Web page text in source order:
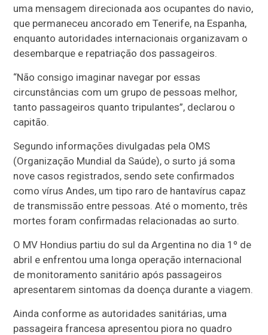
uma mensagem direcionada aos ocupantes do navio,
que permaneceu ancorado em Tenerife, na Espanha,
enquanto autoridades internacionais organizavam o
desembarque e repatriação dos passageiros.
“Não consigo imaginar navegar por essas
circunstâncias com um grupo de pessoas melhor,
tanto passageiros quanto tripulantes”, declarou o
capitão.
Segundo informações divulgadas pela OMS
(Organização Mundial da Saúde), o surto já soma
nove casos registrados, sendo sete confirmados
como vírus Andes, um tipo raro de hantavírus capaz
de transmissão entre pessoas. Até o momento, três
mortes foram confirmadas relacionadas ao surto.
O MV Hondius partiu do sul da Argentina no dia 1º de
abril e enfrentou uma longa operação internacional
de monitoramento sanitário após passageiros
apresentarem sintomas da doença durante a viagem.
Ainda conforme as autoridades sanitárias, uma
passageira francesa apresentou piora no quadro